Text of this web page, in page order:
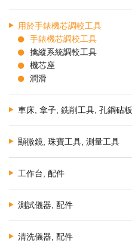
用於手錶機芯調較工具
手錶機芯調校工具
擒縱系統調較工具
機芯座
潤滑
車床, 拿子, 銑削工具, 孔鋼砧板
顯微鏡, 珠寶工具, 測量工具
工作台, 配件
測試儀器, 配件
清洗儀器, 配件